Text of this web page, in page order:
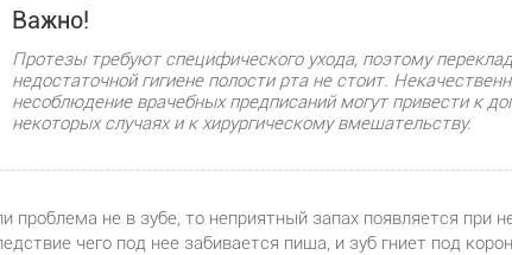
Важно!
Протезы требуют специфического ухода, поэтому
недостаточной гигиене полости рта не стоит.
несоблюдение врачебных предписаний могут привести к
некоторых случаях и к хирургическому вмешательству.
проблема не в зубе, то неприятный запах появляется при
чего под нее забивается пища, и зуб гниет под